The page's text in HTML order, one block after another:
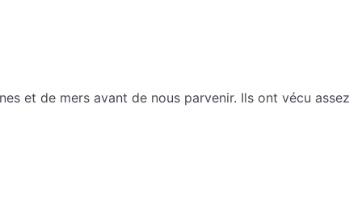
et de mers avant de nous parvenir. Ils ont vécu assez